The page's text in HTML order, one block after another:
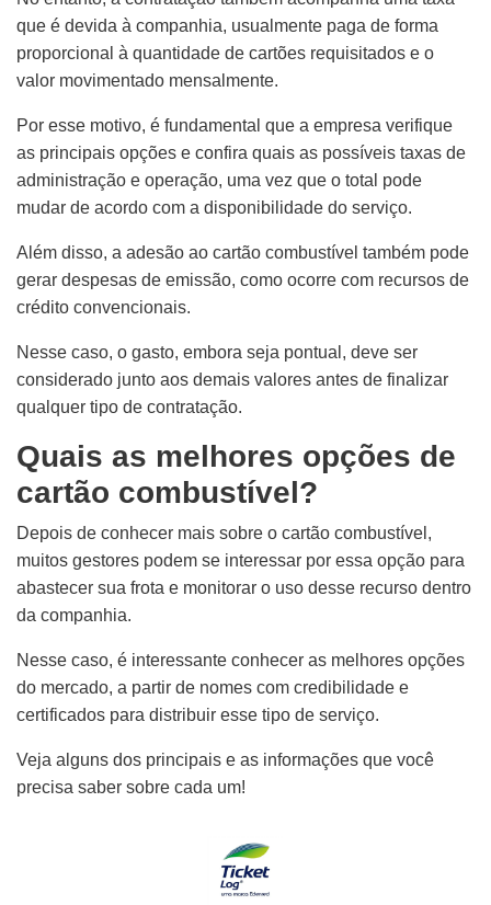
que é devida à companhia, usualmente paga de forma
proporcional à quantidade de cartões requisitados e o
valor movimentado mensalmente.
Por esse motivo, é fundamental que a empresa verifique
as principais opções e confira quais as possíveis taxas de
administração e operação, uma vez que o total pode
mudar de acordo com a disponibilidade do serviço.
Além disso, a adesão ao cartão combustível também pode
gerar despesas de emissão, como ocorre com recursos de
crédito convencionais.
Nesse caso, o gasto, embora seja pontual, deve ser
considerado junto aos demais valores antes de finalizar
qualquer tipo de contratação.
Quais as melhores opções de
cartão combustível?
Depois de conhecer mais sobre o cartão combustível,
muitos gestores podem se interessar por essa opção para
abastecer sua frota e monitorar o uso desse recurso dentro
da companhia.
Nesse caso, é interessante conhecer as melhores opções
do mercado, a partir de nomes com credibilidade e
certificados para distribuir esse tipo de serviço.
Veja alguns dos principais e as informações que você
precisa saber sobre cada um!